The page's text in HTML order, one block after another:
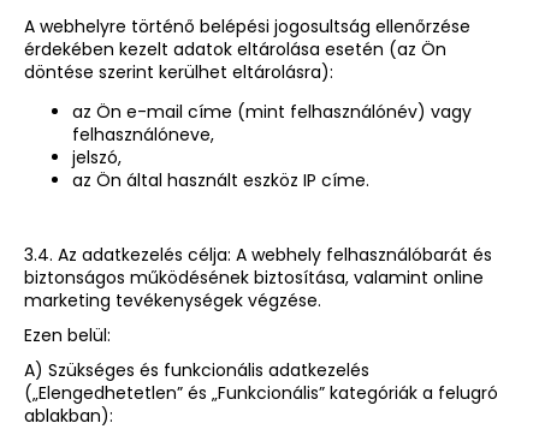
A webhelyre történő belépési jogosultság ellenőrzése
érdekében kezelt adatok eltárolása esetén (az Ön
döntése szerint kerülhet eltárolásra):
az Ön e-mail címe (mint felhasználónév) vagy
felhasználóneve,
jelszó,
az Ön által használt eszköz IP címe.
3.4. Az adatkezelés célja: A webhely felhasználóbarát és
biztonságos működésének biztosítása, valamint online
marketing tevékenységek végzése.
Ezen belül:
A) Szükséges és funkcionális adatkezelés
(„Elengedhetetlen” és „Funkcionális” kategóriák a felugró
ablakban):